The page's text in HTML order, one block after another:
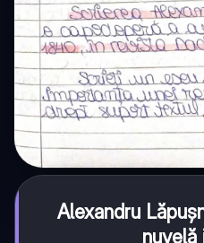
Alexandru